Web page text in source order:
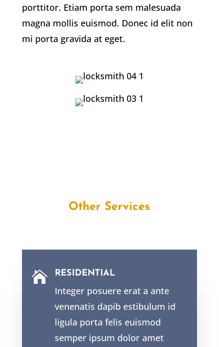
porttitor. Etiam porta sem malesuada
magna mollis euismod. Donec id elit non
mi porta gravida at eget.
Other Services
 RESIDENTIAL
Integer posuere erat a ante
venenatis dapib estibulum id
ligula porta felis euismod
semper ipsum dolor amet